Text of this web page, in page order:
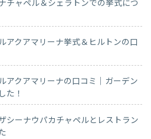
チャペル＆シェラトンでの挙式につ
アクアマリーナ挙式＆ヒルトンの口
アクアマリーナの口コミ｜ガーデン
た！
シーナウパカチャペルとレストラン